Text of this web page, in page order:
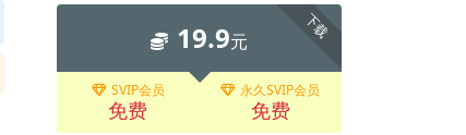
下载
19.9元
SVIP会员
免费
永久SVIP会员
免费